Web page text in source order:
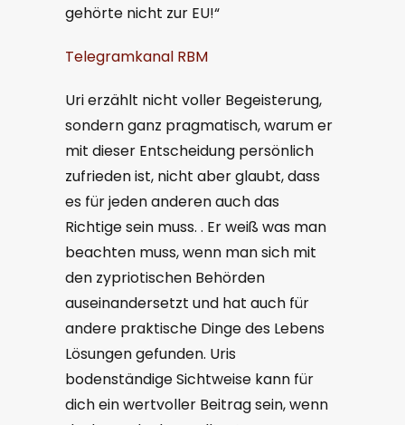
gehörte nicht zur EU!“
Telegramkanal RBM
Uri erzählt nicht voller Begeisterung,
sondern ganz pragmatisch, warum er
mit dieser Entscheidung persönlich
zufrieden ist, nicht aber glaubt, dass
es für jeden anderen auch das
Richtige sein muss. . Er weiß was man
beachten muss, wenn man sich mit
den zypriotischen Behörden
auseinandersetzt und hat auch für
andere praktische Dinge des Lebens
Lösungen gefunden. Uris
bodenständige Sichtweise kann für
dich ein wertvoller Beitrag sein, wenn